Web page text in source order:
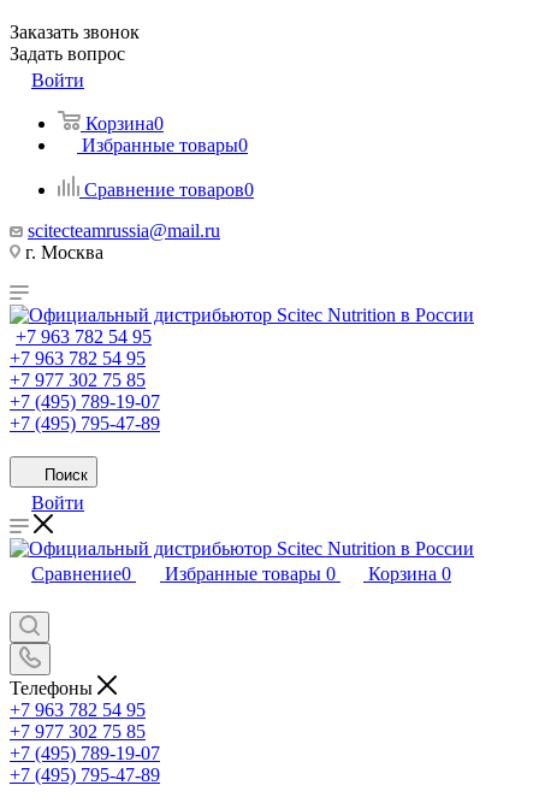
Заказать звонок
Задать вопрос
Войти
Корзина0
Избранные товары0
Сравнение товаров0
scitecteamrussia@mail.ru
г. Москва
+7 963 782 54 95
+7 963 782 54 95
+7 977 302 75 85
+7 (495) 789-19-07
+7 (495) 795-47-89
Поиск
Войти
Сравнение0 Избранные товары 0 Корзина 0
Телефоны
+7 963 782 54 95
+7 977 302 75 85
+7 (495) 789-19-07
+7 (495) 795-47-89